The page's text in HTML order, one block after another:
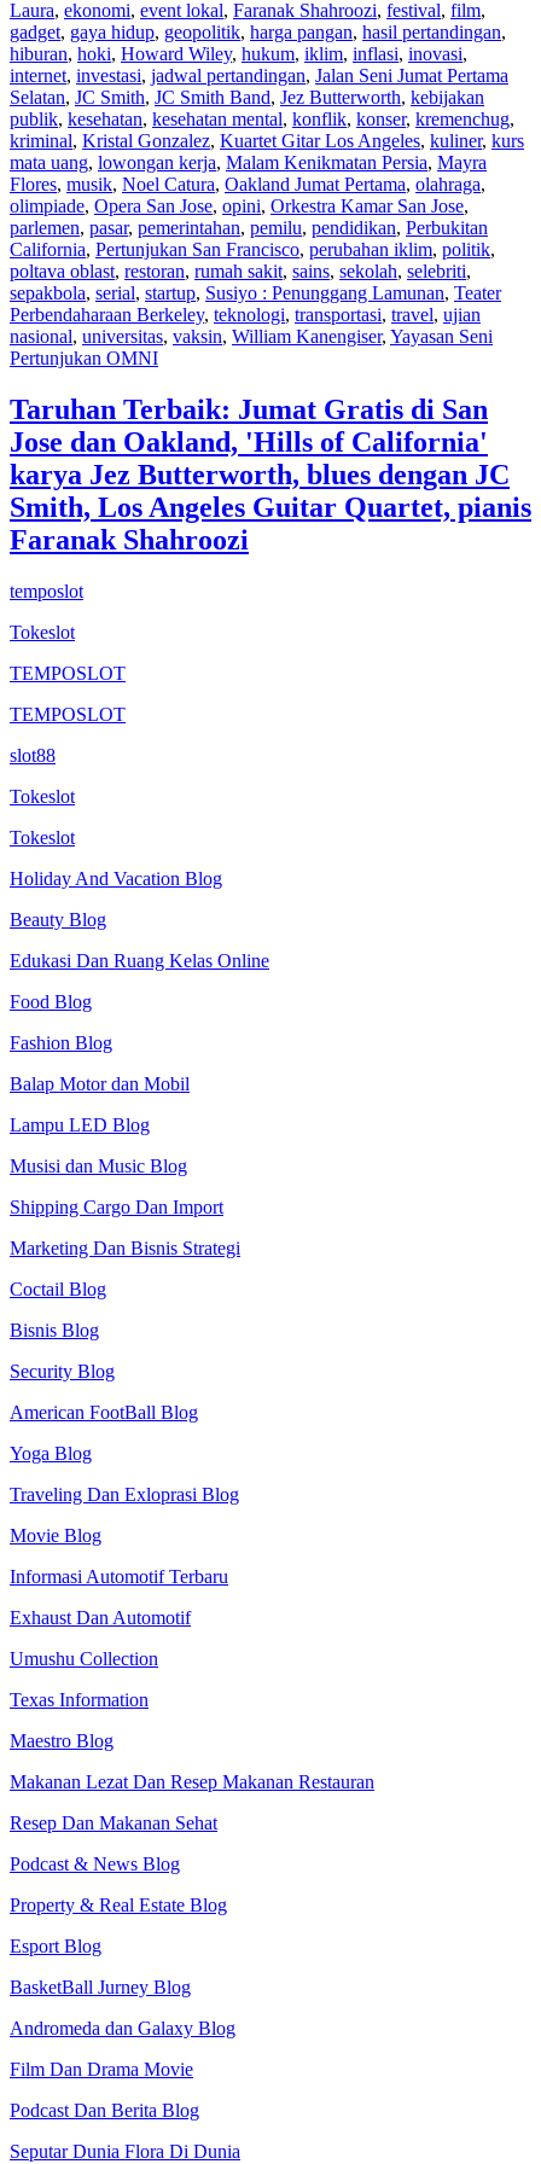
Laura, ekonomi, event lokal, Faranak Shahroozi, festival, film,
gadget, gaya hidup, geopolitik, harga pangan, hasil pertandingan,
hiburan, hoki, Howard Wiley, hukum, iklim, inflasi, inovasi,
internet, investasi, jadwal pertandingan, Jalan Seni Jumat Pertama
Selatan, JC Smith, JC Smith Band, Jez Butterworth, kebijakan
publik, kesehatan, kesehatan mental, konflik, konser, kremenchug,
kriminal, Kristal Gonzalez, Kuartet Gitar Los Angeles, kuliner, kurs
mata uang, lowongan kerja, Malam Kenikmatan Persia, Mayra
Flores, musik, Noel Catura, Oakland Jumat Pertama, olahraga,
olimpiade, Opera San Jose, opini, Orkestra Kamar San Jose,
parlemen, pasar, pemerintahan, pemilu, pendidikan, Perbukitan
California, Pertunjukan San Francisco, perubahan iklim, politik,
poltava oblast, restoran, rumah sakit, sains, sekolah, selebriti,
sepakbola, serial, startup, Susiyo : Penunggang Lamunan, Teater
Perbendaharaan Berkeley, teknologi, transportasi, travel, ujian
nasional, universitas, vaksin, William Kanengiser, Yayasan Seni
Pertunjukan OMNI
Taruhan Terbaik: Jumat Gratis di San
Jose dan Oakland, 'Hills of California'
karya Jez Butterworth, blues dengan JC
Smith, Los Angeles Guitar Quartet, pianis
Faranak Shahroozi
temposlot
Tokeslot
TEMPOSLOT
TEMPOSLOT
slot88
Tokeslot
Tokeslot
Holiday And Vacation Blog
Beauty Blog
Edukasi Dan Ruang Kelas Online
Food Blog
Fashion Blog
Balap Motor dan Mobil
Lampu LED Blog
Musisi dan Music Blog
Shipping Cargo Dan Import
Marketing Dan Bisnis Strategi
Coctail Blog
Bisnis Blog
Security Blog
American FootBall Blog
Yoga Blog
Traveling Dan Exloprasi Blog
Movie Blog
Informasi Automotif Terbaru
Exhaust Dan Automotif
Umushu Collection
Texas Information
Maestro Blog
Makanan Lezat Dan Resep Makanan Restauran
Resep Dan Makanan Sehat
Podcast & News Blog
Property & Real Estate Blog
Esport Blog
BasketBall Jurney Blog
Andromeda dan Galaxy Blog
Film Dan Drama Movie
Podcast Dan Berita Blog
Seputar Dunia Flora Di Dunia